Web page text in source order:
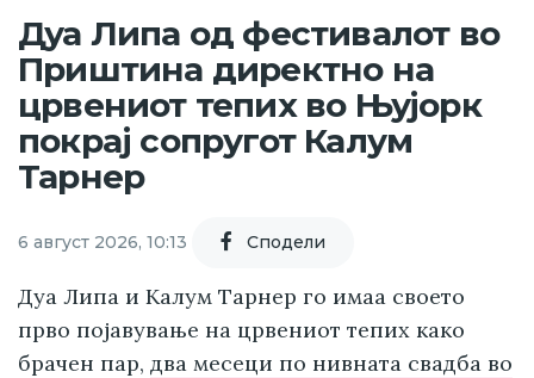
Дуа Липа од фестивалот во
Приштина директно на
црвениот тепих во Њујорк
покрај сопругот Калум
Тарнер
6 август 2026, 10:13 Cподели
Дуа Липа и Калум Тарнер го имаа своето
прво појавување на црвениот тепих како
брачен пар, два месеци по нивната свадба во